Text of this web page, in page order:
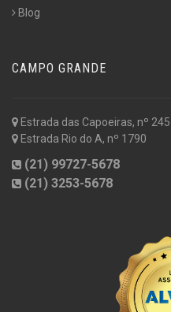
Blog
CAMPO GRANDE
Estrada das Capoeiras, nº 245
Estrada Rio do A, nº 1790
(21) 99727-5678
(21) 3253-5678